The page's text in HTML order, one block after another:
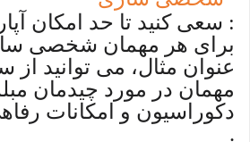
: سعی کنید تا حد امکان
برای هر مهمان شخصی
عنوان مثال، می توانید از
مهمان در مورد چیدمان
دکوراسیون و امکانات
.